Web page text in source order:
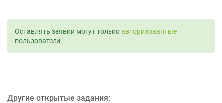
Оставлять заявки могут толькоавторизованные
пользователи.
Другие открытые задания: